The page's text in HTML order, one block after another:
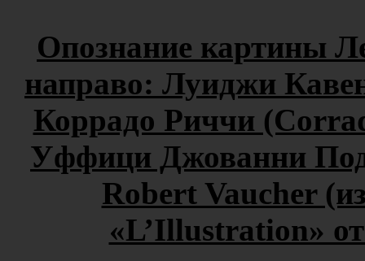
Опознание картины
направо: Луиджи
Коррадо Риччи
Уффици Джованни
Robert Vaucher
«L’Illustration»